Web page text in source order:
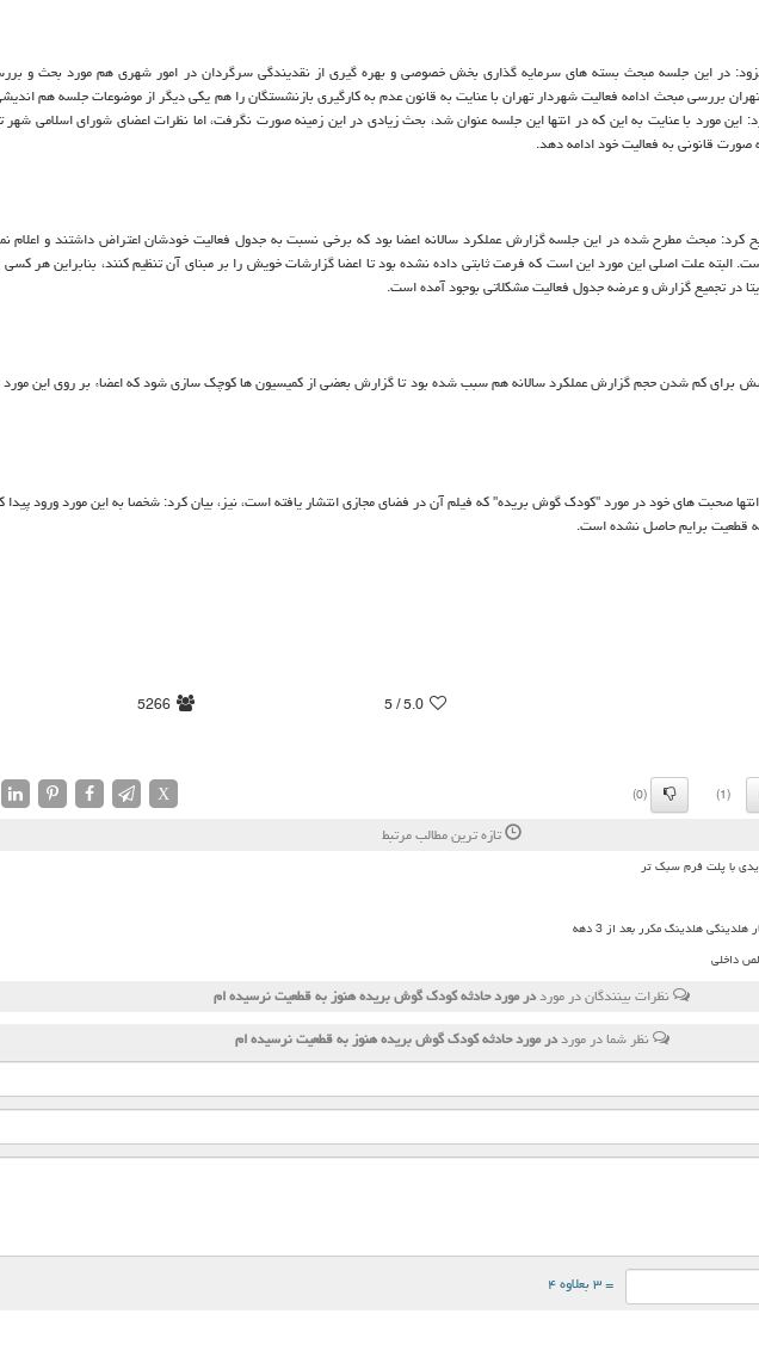
در این جلسه مبحث بسته های سرمایه گذاری بخش خصوصی و بهره گیری از نقدیندگی سرگردان در امور شهری هم مورد بحث و
بررسی مبحث ادامه فعالیت شهردار تهران با عنایت به قانون عدم به كارگیری بازنشستگان را هم یكی دیگر از موضوعات جلسه هم
این مورد با عنایت به این كه در انتها این جلسه عنوان شد، بحث زیادی در این زمینه صورت نگرفت، اما نظرات اعضای شورای اسلامی شهر
قانونی به فعالیت خود ادامه دهد.
كرد: مبحث مطرح شده در این جلسه گزارش عملكرد سالانه اعضا بود كه برخی نسبت به جدول فعالیت خودشان اعتراض داشتند و اعلام
البته علت اصلی این مورد این است كه فرمت ثابتی داده نشده بود تا اعضا گزارشات خویش را بر مبنای آن تنظیم كنند، بنابراین هر
در تجمیع گزارش و عرضه جدول فعالیت مشكلاتی بوجود آمده است.
برای كم شدن حجم گزارش عملكرد سالانه هم سبب شده بود تا گزارش بعضی از كمیسیون ها كوچك سازی شود كه اعضاء بر روی این
صحبت های خود در مورد "كودك گوش بریده" كه فیلم آن در فضای مجازی انتشار یافته است، نیز، بیان كرد: شخصا به این مورد ورود پیدا
قطعیت برایم حاصل نشده است.
5.0
/ 5
5266
(1)
(0)
X
تازه ترین مطالب مرتبط
با پلت فرم سبک تر
هلدینگ مکرر بعد از 3 دهه
داخلی
نظرات بینندگان در مورددر مورد حادثه كودك گوش بریده هنوز به قطعیت نرسیده ام
نظر شما در مورددر مورد حادثه كودك گوش بریده هنوز به قطعیت نرسیده ام
= ۳ بعلاوه ۴